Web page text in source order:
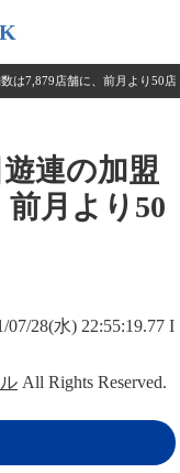
は7,879店舗に、前月より50店
連の加盟
前月より50
28(水) 22:55:19.77 I
All Rights Reserved.